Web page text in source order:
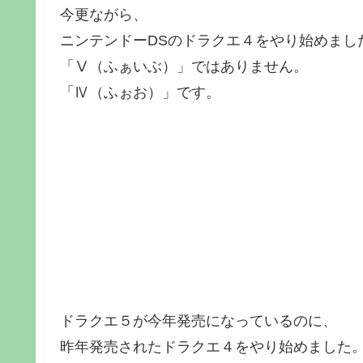
今更ながら、
ニンテンドーDSのドラクエ４をやり始めまし
「Ⅴ（ふぁいぶ）」ではありません。
「Ⅳ（ふぉお）」です。
ドラクエ５が今年発売になっているのに、
昨年発売されたドラクエ４をやり始めました